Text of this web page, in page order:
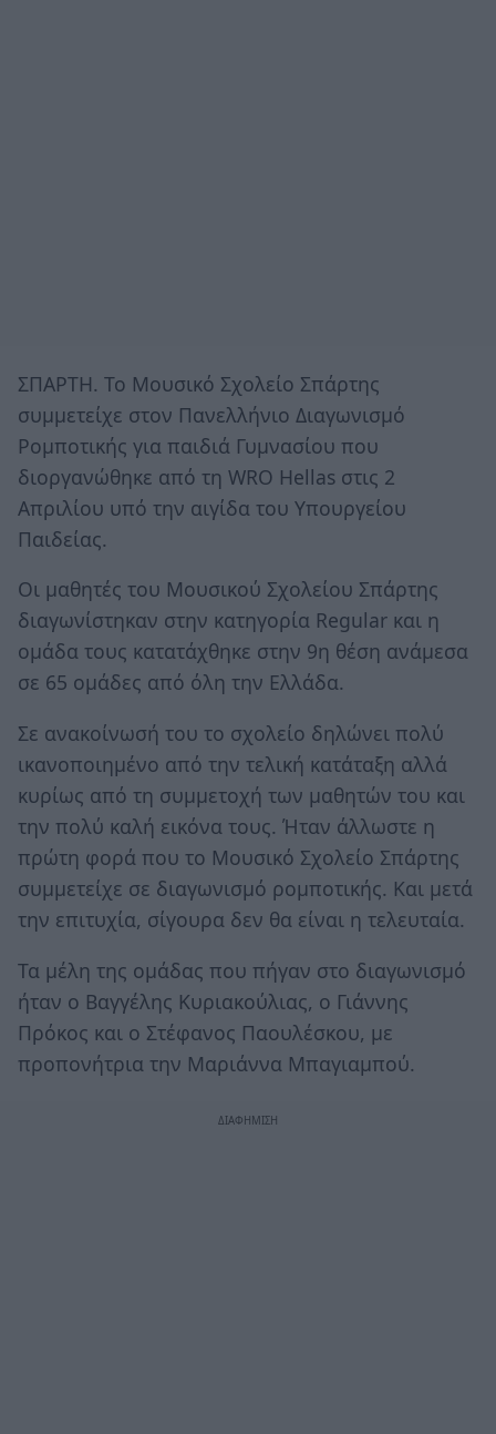
ΣΠΑΡΤΗ. Το Μουσικό Σχολείο Σπάρτης
συμμετείχε στον Πανελλήνιο Διαγωνισμό
Ρομποτικής για παιδιά Γυμνασίου που
διοργανώθηκε από τη WRO Hellas στις 2
Απριλίου υπό την αιγίδα του Υπουργείου
Παιδείας.
Οι μαθητές του Μουσικού Σχολείου Σπάρτης
διαγωνίστηκαν στην κατηγορία Regular και η
ομάδα τους κατατάχθηκε στην 9η θέση ανάμεσα
σε 65 ομάδες από όλη την Ελλάδα.
Σε ανακοίνωσή του το σχολείο δηλώνει πολύ
ικανοποιημένο από την τελική κατάταξη αλλά
κυρίως από τη συμμετοχή των μαθητών του και
την πολύ καλή εικόνα τους. Ήταν άλλωστε η
πρώτη φορά που το Μουσικό Σχολείο Σπάρτης
συμμετείχε σε διαγωνισμό ρομποτικής. Και μετά
την επιτυχία, σίγουρα δεν θα είναι η τελευταία.
Τα μέλη της ομάδας που πήγαν στο διαγωνισμό
ήταν ο Βαγγέλης Κυριακούλιας, ο Γιάννης
Πρόκος και ο Στέφανος Παουλέσκου, με
προπονήτρια την Μαριάννα Μπαγιαμπού.